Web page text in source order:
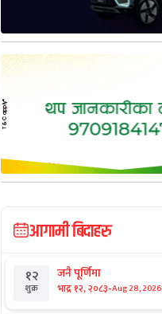
आगामी बिदाहरु
१२
शुक्र
जनै पूर्णिमा
भाद्र १२, २०८३-Aug 28, 2026